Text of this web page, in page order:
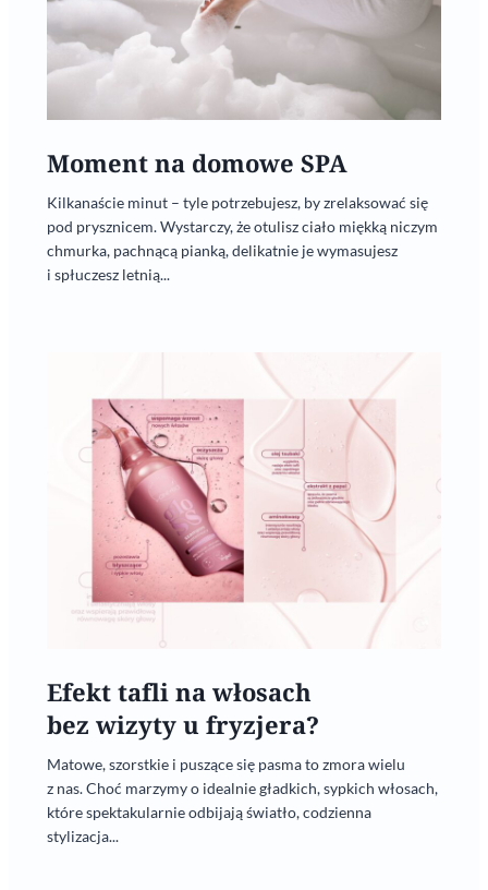
Moment na domowe SPA
Kilkanaście minut – tyle potrzebujesz, by zrelaksować się
pod prysznicem. Wystarczy, że otulisz ciało miękką niczym
chmurka, pachnącą pianką, delikatnie je wymasujesz
i spłuczesz letnią...
Efekt tafli na włosach
bez wizyty u fryzjera?
Matowe, szorstkie i puszące się pasma to zmora wielu
z nas. Choć marzymy o idealnie gładkich, sypkich włosach,
które spektakularnie odbijają światło, codzienna
stylizacja...